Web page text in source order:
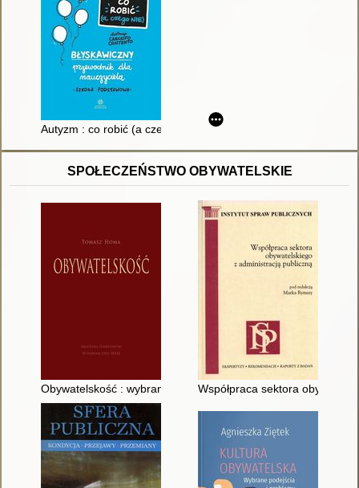
Autyzm : co robić (a czego nie)
SPOŁECZEŃSTWO OBYWATELSKIE
Obywatelskość : wybrane europejskie ujęcia filozoficzne i
Współpraca sektora